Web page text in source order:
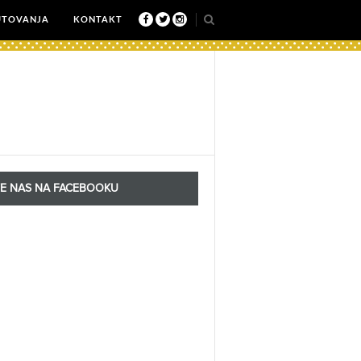
KONTAKT
NAS NA FACEBOOKU